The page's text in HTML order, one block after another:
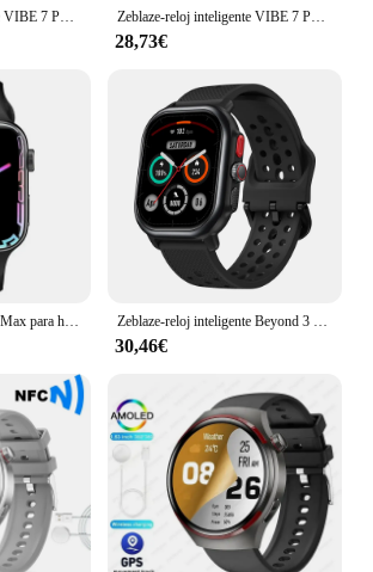
Zeblaze-reloj inteligente VIBE 7 PRO para hombre, dispositivo con Pantalla AMOLED de 1,43 pulgadas, para hacer/recibir llamadas telefónicas, gestión de la salud, deportivo Zeblaze-reloj inteligente VIBE 7 PRO para hombre, dispositivo deportivo resistente con llamadas de voz, Pantalla AMOLED de 1,43 pulgadas, llamadas telefónicas de alta fidelidad
28,73€
Reloj inteligente I8 Pro Max para hombre y mujer, pulsera con respuesta a llamadas, rastreador de actividad deportiva, Dial personalizado, regalo para teléfono Apple, PK IWO 27 X8 T500 Zeblaze-reloj inteligente Beyond 3 Pro, dispositivo con GPS, Pantalla AMOLED de 2,15 pulgadas, GPS integrado y ruta de importación, hacer/recibir llamadas telefónicas, nuevo
30,46€